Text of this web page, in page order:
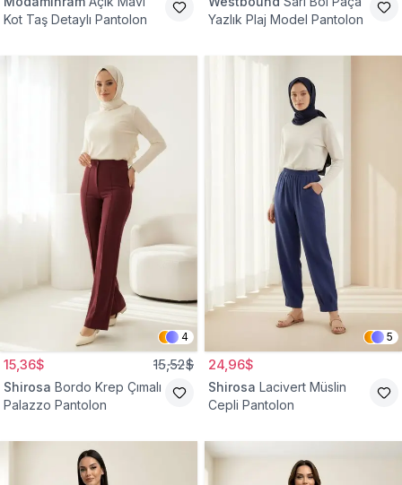
Kot Taş Detaylı Pantolon
Yazlık Plaj Model Pantolon
4
15,36$ 15,52$
Shirosa Bordo Krep Çımalı
Palazzo Pantolon
5
24,96$
Shirosa Lacivert Müslin
Cepli Pantolon